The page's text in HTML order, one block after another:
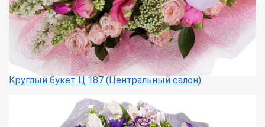
Круглый букет Ц 187 (Центральный салон)